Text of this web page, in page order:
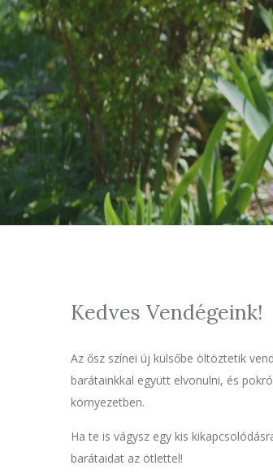
Kedves Vendégeink!
Az ősz színei új külsőbe öltöztetik
barátainkkal együtt elvonulni, és
környezetben.
Ha te is vágysz egy kis
barátaidat az ötlettel!